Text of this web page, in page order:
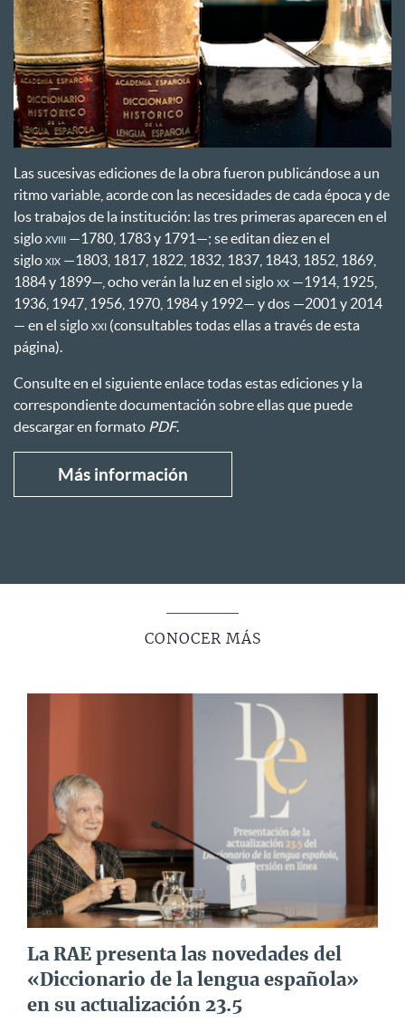
Las sucesivas ediciones de la obra fueron publicándose a un
ritmo variable, acorde con las necesidades de cada época y de
los trabajos de la institución: las tres primeras aparecen en el
sigloxviii —1780, 1783 y 1791—; se editan diez en el
sigloxix —1803, 1817, 1822, 1832, 1837, 1843, 1852, 1869,
1884 y 1899—, ocho verán la luz en el sigloxx —1914, 1925,
1936, 1947, 1956, 1970, 1984 y 1992— y dos —2001 y 2014
— en el sigloxxi (consultables todas ellas a través de esta
página).
Consulte en el siguiente enlace todas estas ediciones y la
correspondiente documentación sobre ellas que puede
descargar en formato PDF.
Más información
CONOCER MÁS
La RAE presenta las novedades del
«Diccionario de la lengua española»
en su actualización 23.5